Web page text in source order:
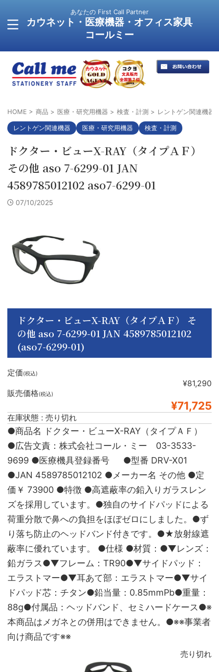
あなたの First Call Partner
カウネット・医療機器・オフィス家具
コールミー
HOME > 商品 > 医療・研究用機器 > 検査・計測 > レントゲン関連機器
レントゲン関連機器 医療・研究用機器 検査・計測
ドクター・ビューX-RAY（タイプＡＦ）
その他 aso 7-6299-01 JAN
4589785012102 aso7-6299-01
07/10/2025
ドクター・ビューX-RAY（タイプＡＦ） そ
の他 aso 7-6299-01 JAN 4589785012102
(aso7-6299-01)
定価(税込)
¥81,290
販売価格(税込)
¥71,725
在庫状態 : 売り切れ
●商品名 ドクター・ビューX-RAY（タイプＡＦ）
●広告文責：株式会社コール・ミー 03-3533-
9699 ●医療機具登録番号 ●型番 DRV-X01
●JAN 4589785012102 ●メーカー名 その他 ●定
価￥ 73900 ●特徴 ●高遮蔽率の鉛入りガラスレン
ズを採用しています。●独自のサイドパッドによる
荷重分散で鼻への負担をほぼゼロにしました。●ず
り落ち防止のヘッドバンド付きです。●★放射線遮
蔽率に優れています。 ●仕様 ●材質：●▼レンズ：
鉛ガラス●▼フレーム：TR90●▼サイドパッド：
エラストマー●▼耳あて部：エラストマー●▼サイ
ドパッド芯：チタン●鉛当量：0.85mmPb●重量：
88g●付属品：ヘッドバンド、セミハードケース●※
本商品はメガネとの併用はできません。●※※事業者
向け商品です※※
売り切れ